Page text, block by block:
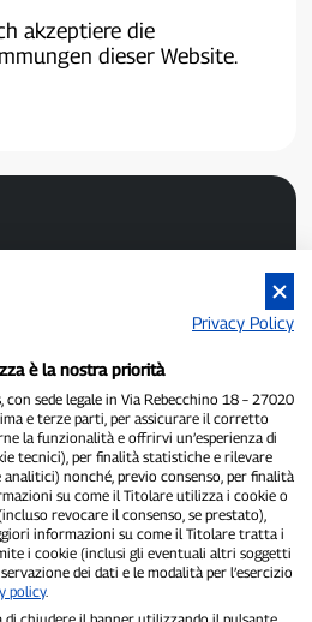
akzeptiere die
dieser Website.
vom 1.2.2021 – Gericht Pavia.
66communication Srls– USt-IdNr.
– Stellvertretender Chefredakteur:
Benedusi.
–Cookie-Richtlinie
ist, findet man es auf P300.it.“
P300.it 2012–2026
Privacy Policy
è la nostra priorità
sede legale in Via Rebecchino 18 – 27020
e terze parti, per assicurare il corretto
la funzionalità e offrirvi un’esperienza di
tecnici), per finalità statistiche e rilevare
nonché, previo consenso, per finalità
su come il Titolare utilizza i cookie o
revocare il consenso, se prestato),
informazioni su come il Titolare tratta i
i cookie (inclusi gli eventuali altri soggetti
dei dati e le modalità per l’esercizio
policy.